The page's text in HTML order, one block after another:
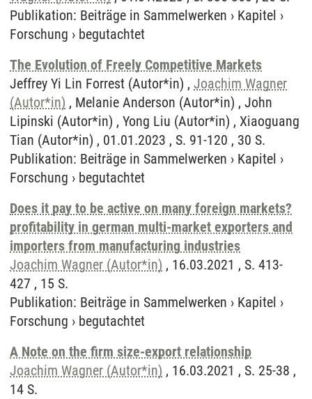
Publikation: Beiträge in Sammelwerken › Kapitel ›
Forschung › begutachtet
The Evolution of Freely Competitive Markets
Jeffrey Yi Lin Forrest (Autor*in) , Joachim Wagner
(Autor*in) , Melanie Anderson (Autor*in) , John
Lipinski (Autor*in) , Yong Liu (Autor*in) , Xiaoguang
Tian (Autor*in) , 01.01.2023 , S. 91-120 , 30 S.
Publikation: Beiträge in Sammelwerken › Kapitel ›
Forschung › begutachtet
Does it pay to be active on many foreign markets?
profitability in german multi-market exporters and
importers from manufacturing industries
Joachim Wagner (Autor*in) , 16.03.2021 , S. 413-
427 , 15 S.
Publikation: Beiträge in Sammelwerken › Kapitel ›
Forschung › begutachtet
A Note on the firm size-export relationship
Joachim Wagner (Autor*in) , 16.03.2021 , S. 25-38 ,
14 S.